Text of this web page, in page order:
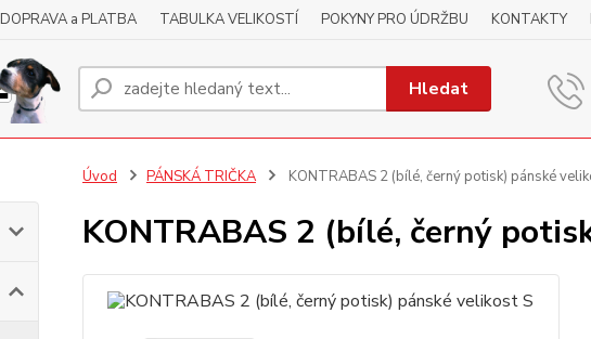
DOPRAVA a PLATBA TABULKA VELIKOSTÍ POKYNY PRO ÚDRŽBU KONTAKTY
Hledat
Úvod PÁNSKÁ TRIČKA KONTRABAS 2 (bílé, černý potisk) pánské
KONTRABAS 2 (bílé, černý